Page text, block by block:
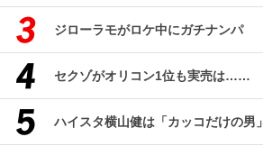
ジローラモがロケ中にガチナンパ
セクゾがオリコン1位も実売は……
ハイスタ横山健は「カッコだけの男」